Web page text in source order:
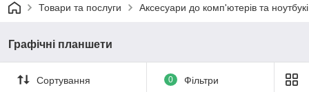
Товари та послуги Аксесуари до комп'ютерів та
Графічні планшети
Сортування 0 Фільтри